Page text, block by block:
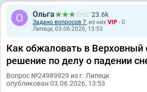
Ольга 23.6k
Задано вопросов 7, из них VIP - 0
Липецк, 03.06.2026, 13:53
Как обжаловать в Верховный
решение по делу о падении
Вопрос №24989929 из г. Липецк
опубликован 03.06.2026, 13:53